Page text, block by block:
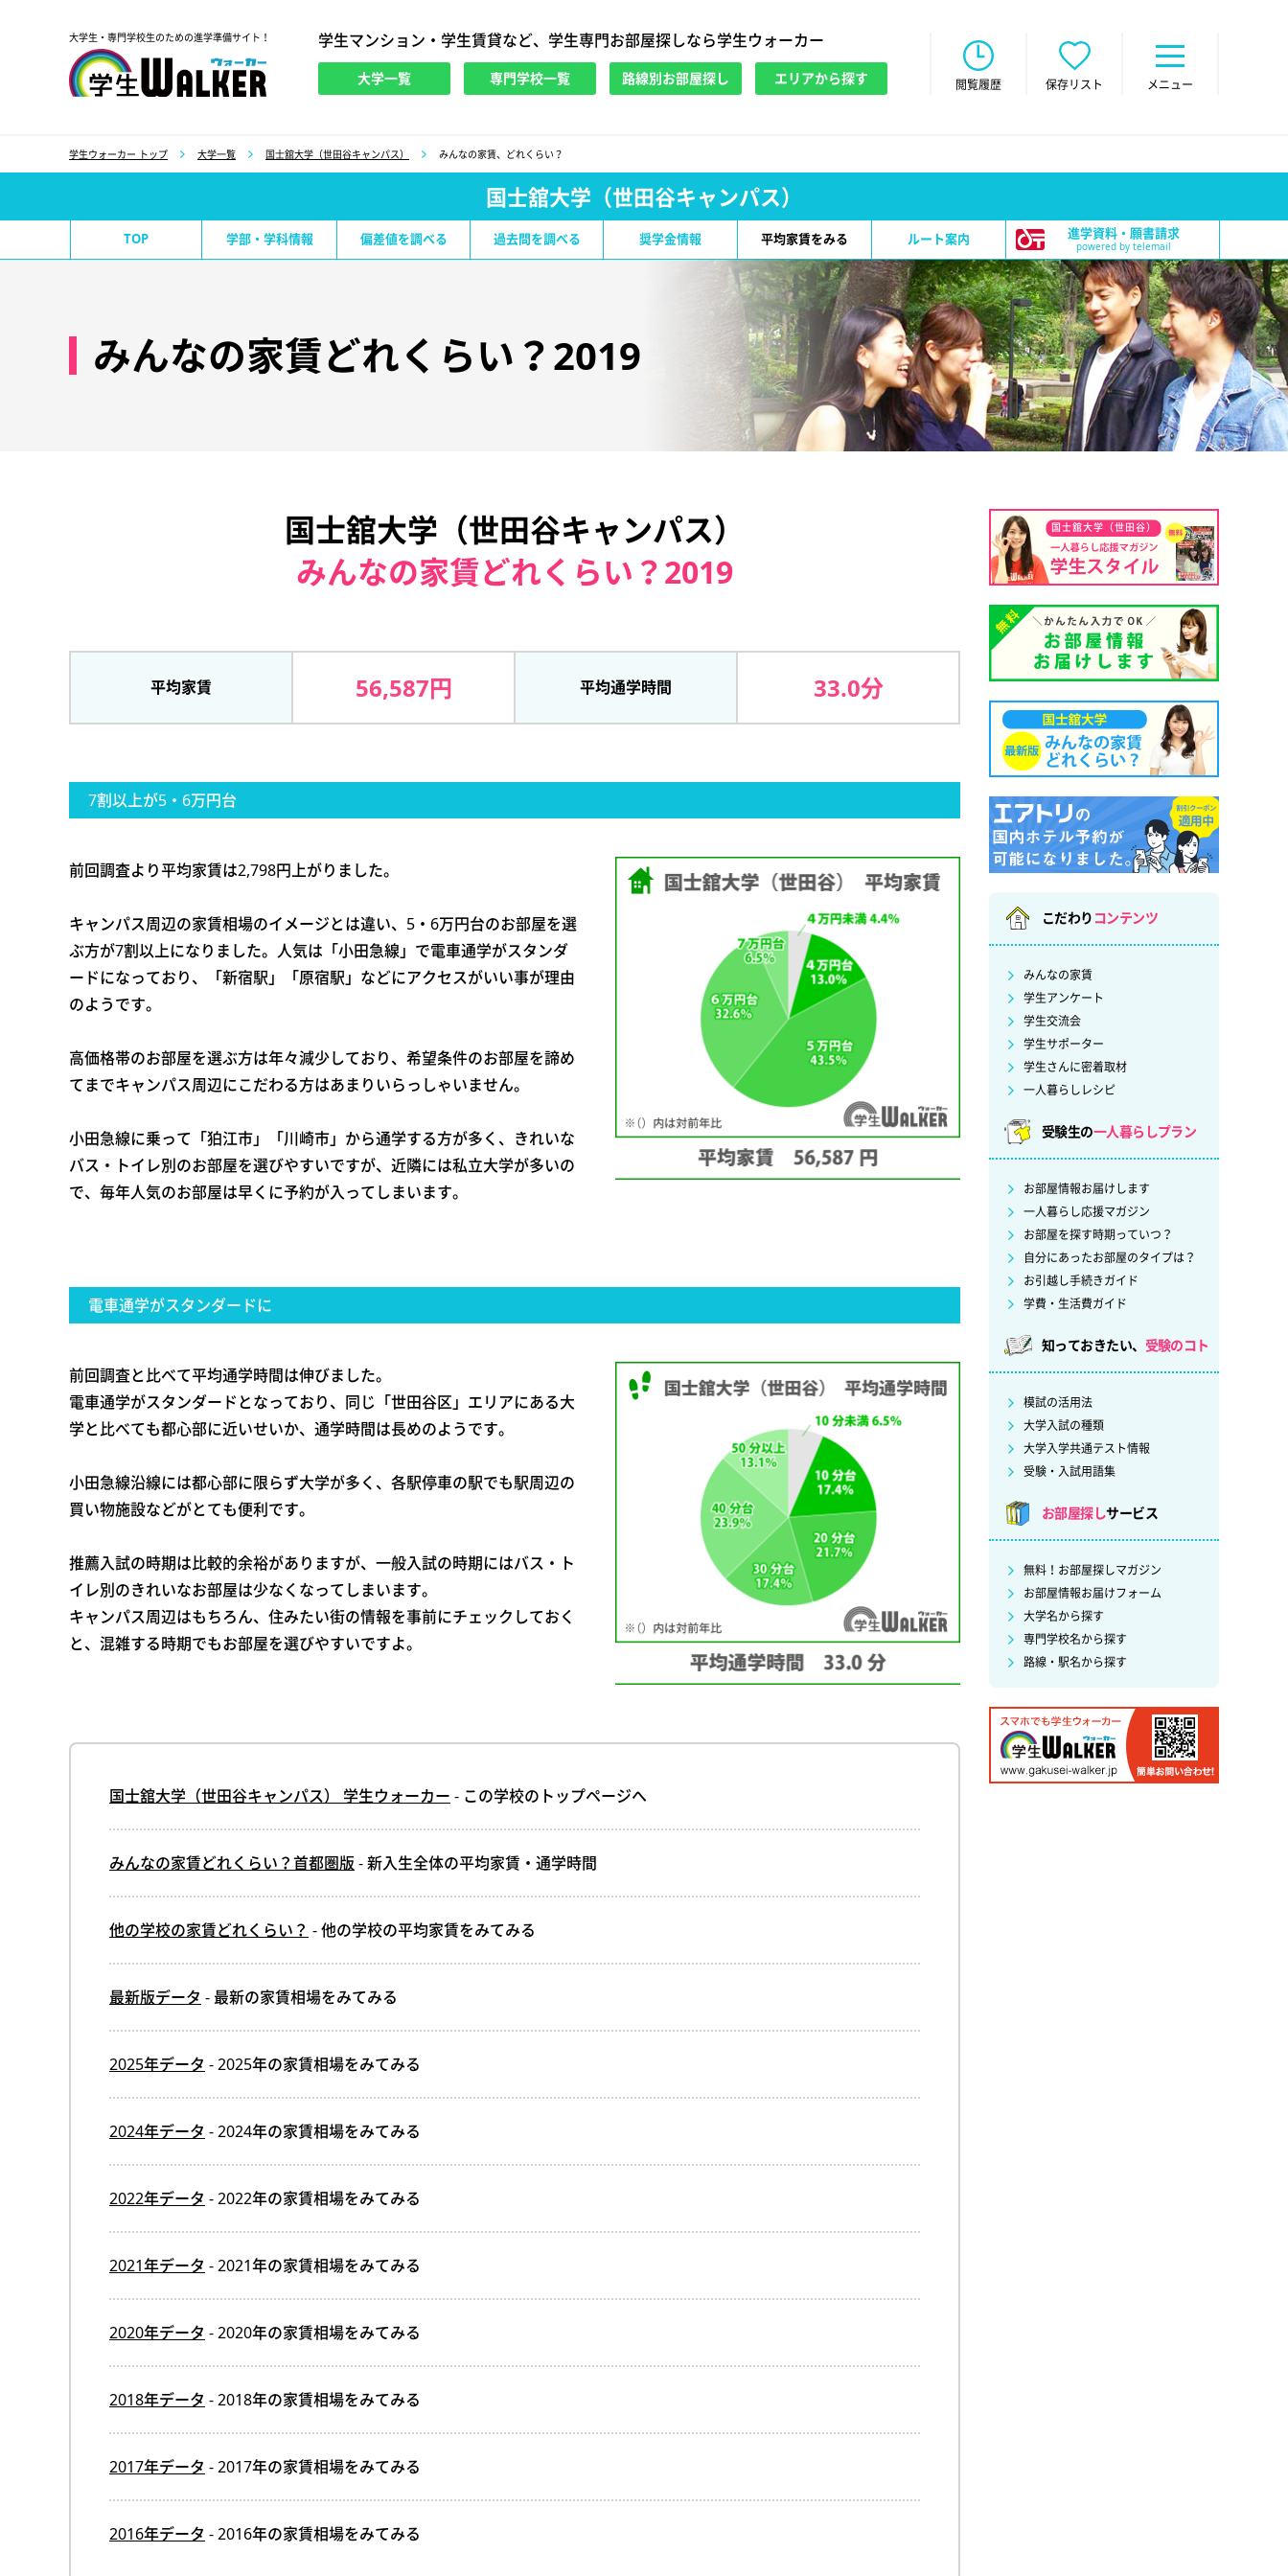
大学生・専門学校生のための進学準備サイト！ 学生マンション・学生賃貸など、学生専門お部屋探しなら学生ウォーカー
大学一覧 専門学校一覧 路線別お部屋探し エリアから探す 閲覧履歴 保存リスト メニュー
学生ウォーカー トップ 大学一覧 国士舘大学（世田谷キャンパス） みんなの家賃、どれくらい？
国士舘大学（世田谷キャンパス）
TOP 学部・学科情報 偏差値を調べる 過去問を調べる 奨学金情報 平均家賃をみる ルート案内 進学資料・願書請求
powered by telemail
みんなの家賃どれくらい？2019
国士舘大学（世田谷キャンパス）
みんなの家賃どれくらい？2019
平均家賃 56,587円 平均通学時間 33.0分
7割以上が5・6万円台
前回調査より平均家賃は2,798円上がりました。
キャンパス周辺の家賃相場のイメージとは違い、5・6万円台のお部屋を選
ぶ方が7割以上になりました。人気は「小田急線」で電車通学がスタンダ
ードになっており、「新宿駅」「原宿駅」などにアクセスがいい事が理由
のようです。
高価格帯のお部屋を選ぶ方は年々減少しており、希望条件のお部屋を諦め
てまでキャンパス周辺にこだわる方はあまりいらっしゃいません。
小田急線に乗って「狛江市」「川崎市」から通学する方が多く、きれいな
バス・トイレ別のお部屋を選びやすいですが、近隣には私立大学が多いの
で、毎年人気のお部屋は早くに予約が入ってしまいます。
電車通学がスタンダードに
前回調査と比べて平均通学時間は伸びました。
電車通学がスタンダードとなっており、同じ「世田谷区」エリアにある大
学と比べても都心部に近いせいか、通学時間は長めのようです。
小田急線沿線には都心部に限らず大学が多く、各駅停車の駅でも駅周辺の
買い物施設などがとても便利です。
推薦入試の時期は比較的余裕がありますが、一般入試の時期にはバス・ト
イレ別のきれいなお部屋は少なくなってしまいます。
キャンパス周辺はもちろん、住みたい街の情報を事前にチェックしておく
と、混雑する時期でもお部屋を選びやすいですよ。
国士舘大学（世田谷キャンパス） 学生ウォーカー - この学校のトップページへ
みんなの家賃どれくらい？首都圏版 - 新入生全体の平均家賃・通学時間
他の学校の家賃どれくらい？ - 他の学校の平均家賃をみてみる
最新版データ - 最新の家賃相場をみてみる
2025年データ - 2025年の家賃相場をみてみる
2024年データ - 2024年の家賃相場をみてみる
2022年データ - 2022年の家賃相場をみてみる
2021年データ - 2021年の家賃相場をみてみる
2020年データ - 2020年の家賃相場をみてみる
2018年データ - 2018年の家賃相場をみてみる
2017年データ - 2017年の家賃相場をみてみる
2016年データ - 2016年の家賃相場をみてみる
国士舘大学（世田谷）
こだわり コンテンツ
みんなの家賃
学生アンケート
学生交流会
学生サポーター
学生さんに密着取材
一人暮らしレシピ
受験生の一人暮らしプラン
お部屋情報お届けします
一人暮らし応援マガジン
お部屋を探す時期っていつ？
自分にあったお部屋のタイプは？
お引越し手続きガイド
学費・生活費ガイド
知っておきたい、 受験のコト
模試の活用法
大学入試の種類
大学入学共通テスト情報
受験・入試用語集
お部屋探しサービス
無料！お部屋探しマガジン
お部屋情報お届けフォーム
大学名から探す
専門学校名から探す
路線・駅名から探す